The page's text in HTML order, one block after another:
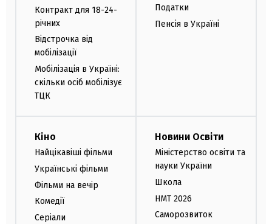
Контракт для 18-24-
річних
Відстрочка від
мобілізації
Мобілізація в Україні:
скільки осіб мобілізує
ТЦК
Податки
Пенсія в Україні
Кіно
Найцікавіші фільми
Українські фільми
Фільми на вечір
Комедії
Серіали
Новини Освіти
Міністерство освіти та
науки України
Школа
НМТ 2026
Саморозвиток